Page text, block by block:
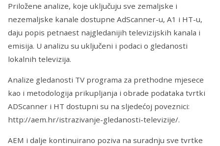
Priložene analize, koje uključuju sve zemaljske i
nezemaljske kanale dostupne AdScanner-u, A1 i HT-u,
daju popis petnaest najgledanijih televizijskih kanala i
emisija. U analizu su uključeni i podaci o gledanosti
lokalnih televizija.
Analize gledanosti TV programa za prethodne mjesece
kao i metodologija prikupljanja i obrade podataka tvrtki
ADScanner i HT dostupni su na sljedećoj poveznici:
http://aem.hr/istrazivanje-gledanosti-televizije/.
AEM i dalje kontinuirano poziva na suradnju sve tvrtke